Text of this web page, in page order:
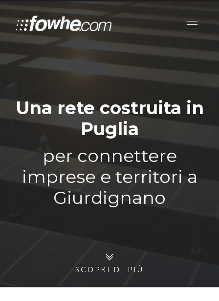
Una rete costruita in
Puglia
per connettere
imprese e territori a
Giurdignano
SCOPRI DI PIÙ
SCOPRI DI PIÙ